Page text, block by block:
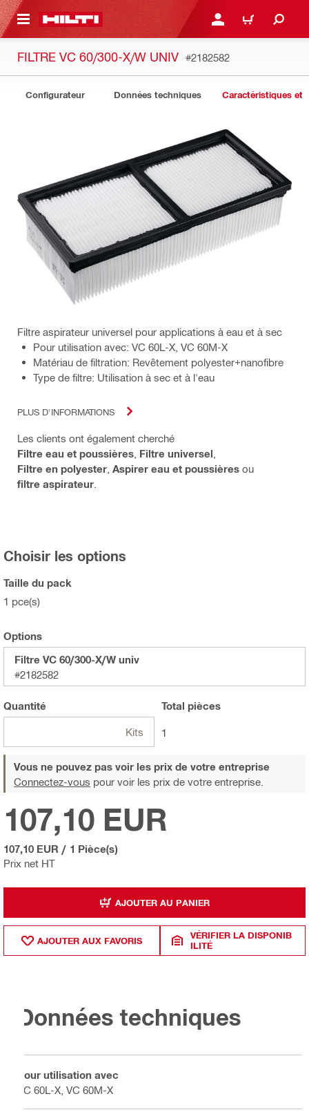
CONTENT CONNEXION OU
PANIER
FILTRE VC 60/300-X/W UNIV #2182582
Configurateur Données techniques Caractéristiques et
Filtre aspirateur universel pour applications à eau et à sec
Pour utilisation avec: VC 60L-X, VC 60M-X
Matériau de filtration: Revêtement polyester+nanofibre
Type de filtre: Utilisation à sec et à l'eau
PLUS D'INFORMATIONS
Les clients ont également cherché
Filtre eau et poussières Filtre universel
Filtre en polyester Aspirer eau et poussières ou
filtre aspirateur
Choisir les options
Taille du pack
1 pce(s)
Options
Filtre VC 60/300-X/W univ
#2182582
Quantité
Kits
Total pièces
1
Vous ne pouvez pas voir les prix de votre entreprise
Connectez-vous pour voir les prix de votre entreprise.
Prix net HT
107,10 EUR
107,10 EUR / 1 Pièce(s)
AJOUTER AU PANIER
AJOUTER AUX FAVORIS
VÉRIFIER LA DISPONIB
ILITÉ
Données techniques
Pour utilisation avec
VC 60L-X, VC 60M-X